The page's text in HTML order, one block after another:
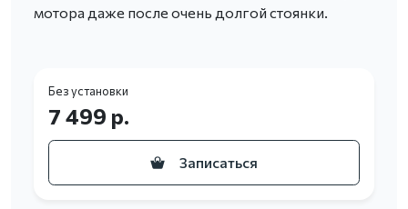
мотора даже после очень долгой стоянки.
Без установки
7 499 р.
Записаться